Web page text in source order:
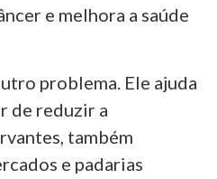
e melhora a saúde
problema. Ele ajuda
de reduzir a
também
e padarias